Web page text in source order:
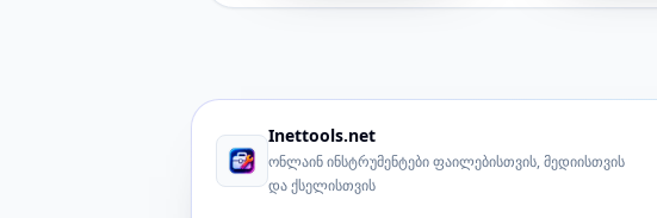
Inettools.net
ონლაინ ინსტრუმენტები ფაილებისთვის, მედიისთვის
და ქსელისთვის